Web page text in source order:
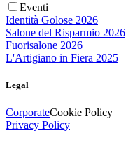
Eventi
Identità Golose 2026
Salone del Risparmio 2026
Fuorisalone 2026
L'Artigiano in Fiera 2025
Legal
CorporateCookie Policy
Privacy Policy